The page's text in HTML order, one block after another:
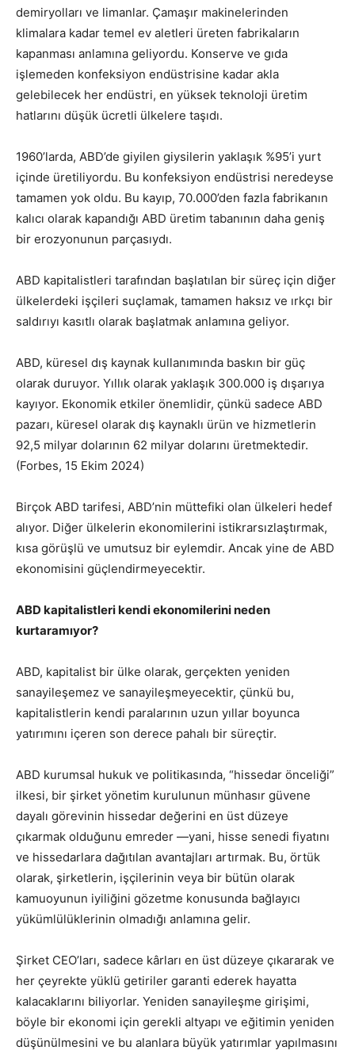
demiryolları ve limanlar. Çamaşır makinelerinden
klimalara kadar temel ev aletleri üreten fabrikaların
kapanması anlamına geliyordu. Konserve ve gıda
işlemeden konfeksiyon endüstrisine kadar akla
gelebilecek her endüstri, en yüksek teknoloji üretim
hatlarını düşük ücretli ülkelere taşıdı.
1960’larda, ABD’de giyilen giysilerin yaklaşık %95’i yurt
içinde üretiliyordu. Bu konfeksiyon endüstrisi neredeyse
tamamen yok oldu. Bu kayıp, 70.000’den fazla fabrikanın
kalıcı olarak kapandığı ABD üretim tabanının daha geniş
bir erozyonunun parçasıydı.
ABD kapitalistleri tarafından başlatılan bir süreç için diğer
ülkelerdeki işçileri suçlamak, tamamen haksız ve ırkçı bir
saldırıyı kasıtlı olarak başlatmak anlamına geliyor.
ABD, küresel dış kaynak kullanımında baskın bir güç
olarak duruyor. Yıllık olarak yaklaşık 300.000 iş dışarıya
kayıyor. Ekonomik etkiler önemlidir, çünkü sadece ABD
pazarı, küresel olarak dış kaynaklı ürün ve hizmetlerin
92,5 milyar dolarının 62 milyar dolarını üretmektedir.
(Forbes, 15 Ekim 2024)
Birçok ABD tarifesi, ABD’nin müttefiki olan ülkeleri hedef
alıyor. Diğer ülkelerin ekonomilerini istikrarsızlaştırmak,
kısa görüşlü ve umutsuz bir eylemdir. Ancak yine de ABD
ekonomisini güçlendirmeyecektir.
ABD kapitalistleri kendi ekonomilerini neden
kurtaramıyor?
ABD, kapitalist bir ülke olarak, gerçekten yeniden
sanayileşemez ve sanayileşmeyecektir, çünkü bu,
kapitalistlerin kendi paralarının uzun yıllar boyunca
yatırımını içeren son derece pahalı bir süreçtir.
ABD kurumsal hukuk ve politikasında, “hissedar önceliği”
ilkesi, bir şirket yönetim kurulunun münhasır güvene
dayalı görevinin hissedar değerini en üst düzeye
çıkarmak olduğunu emreder —yani, hisse senedi fiyatını
ve hissedarlara dağıtılan avantajları artırmak. Bu, örtük
olarak, şirketlerin, işçilerinin veya bir bütün olarak
kamuoyunun iyiliğini gözetme konusunda bağlayıcı
yükümlülüklerinin olmadığı anlamına gelir.
Şirket CEO’ları, sadece kârları en üst düzeye çıkararak ve
her çeyrekte yüklü getiriler garanti ederek hayatta
kalacaklarını biliyorlar. Yeniden sanayileşme girişimi,
böyle bir ekonomi için gerekli altyapı ve eğitimin yeniden
düşünülmesini ve bu alanlara büyük yatırımlar yapılmasını